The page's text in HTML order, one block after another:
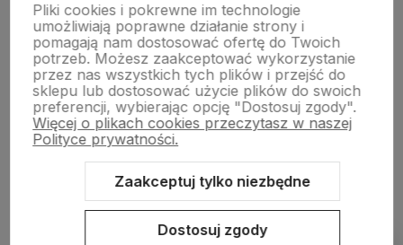
Rowery crossowe i miejskie (Marin, NS Bikes, Polka)
Punkt odbioru i serwis
© 2025 Kazoora BIKE & piBike. Wszelkie prawa zastrzeżone.
Sklep internetowy Shoper.pl Szablon Shoper Modern 3.0™
Pliki cookies i pokrewne im technologie
umożliwiają poprawne działanie strony i
pomagają nam dostosować ofertę do Twoich
potrzeb. Możesz zaakceptować wykorzystanie
przez nas wszystkich tych plików i przejść do
sklepu lub dostosować użycie plików do swoich
preferencji, wybierając opcję "Dostosuj zgody".
Więcej o plikach cookies przeczytasz w naszej
Polityce prywatności.
Zaakceptuj tylko niezbędne
Dostosuj zgody